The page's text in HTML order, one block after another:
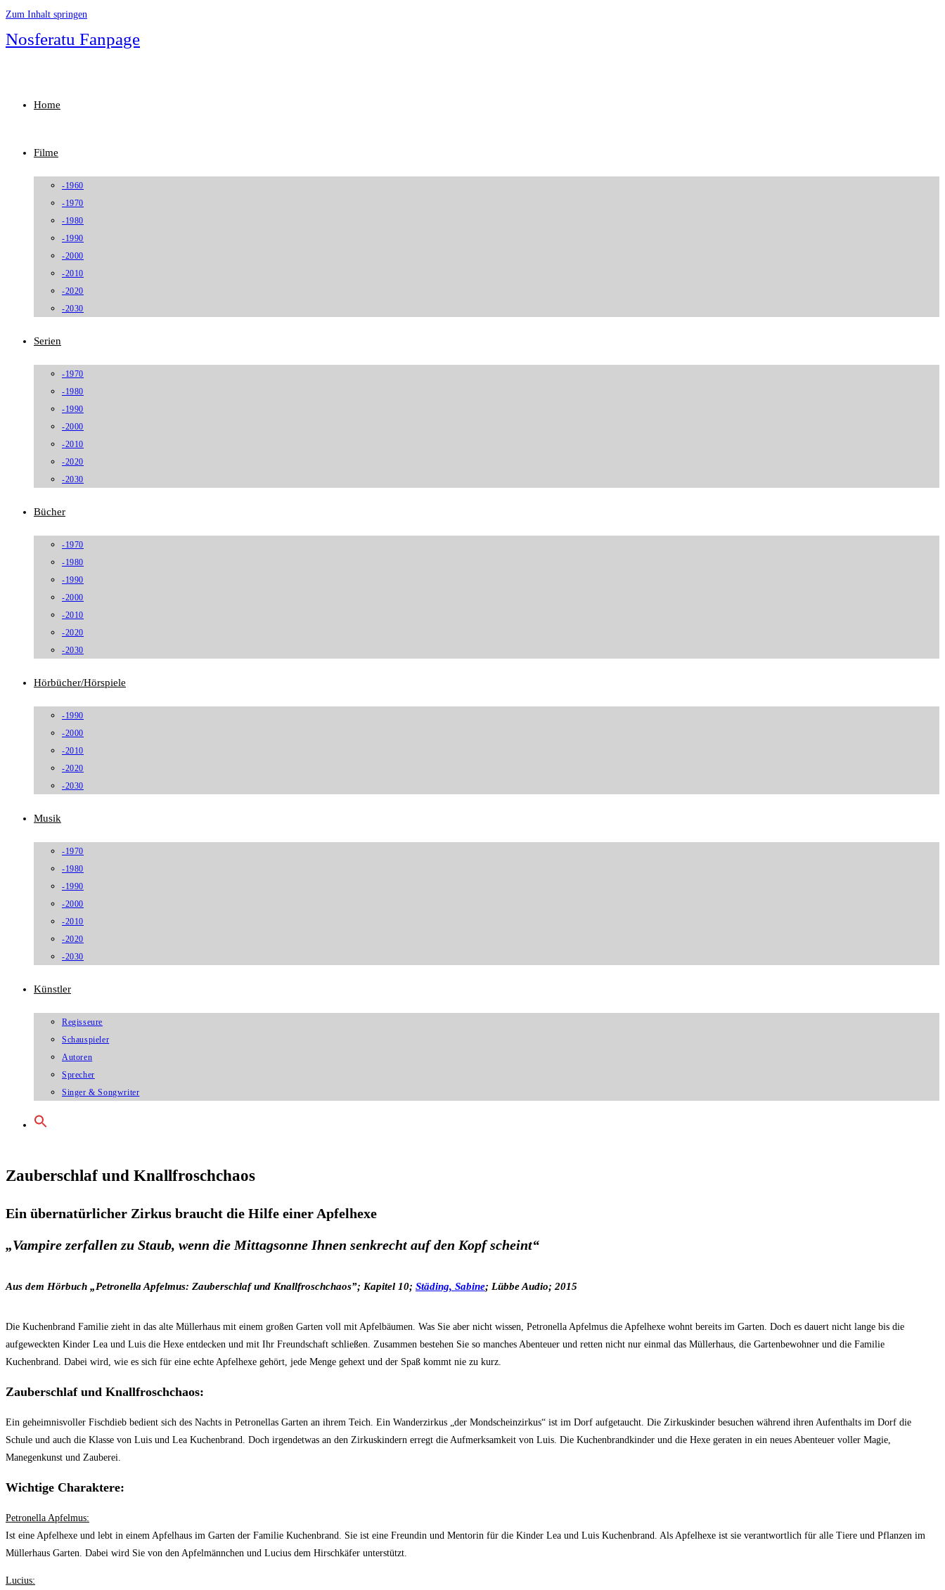
Zum Inhalt springen
Nosferatu Fanpage
Home
Filme
-1960
-1970
-1980
-1990
-2000
-2010
-2020
-2030
Serien
-1970
-1980
-1990
-2000
-2010
-2020
-2030
Bücher
-1970
-1980
-1990
-2000
-2010
-2020
-2030
Hörbücher/Hörspiele
-1990
-2000
-2010
-2020
-2030
Musik
-1970
-1980
-1990
-2000
-2010
-2020
-2030
Künstler
Regisseure
Schauspieler
Autoren
Sprecher
Singer & Songwriter
Zauberschlaf und Knallfroschchaos
Ein übernatürlicher Zirkus braucht die Hilfe einer Apfelhexe
„Vampire zerfallen zu Staub, wenn die Mittagsonne Ihnen senkrecht auf den Kopf scheint“
Aus dem Hörbuch „Petronella Apfelmus: Zauberschlaf und Knallfroschchaos”; Kapitel 10; Städing, Sabine; Lübbe Audio; 2015
Die Kuchenbrand Familie zieht in das alte Müllerhaus mit einem großen Garten voll mit Apfelbäumen. Was Sie aber nicht wissen, Petronella Apfelmus die Apfelhexe wohnt bereits im Garten. Doch es dauert nicht lange bis die
aufgeweckten Kinder Lea und Luis die Hexe entdecken und mit Ihr Freundschaft schließen. Zusammen bestehen Sie so manches Abenteuer und retten nicht nur einmal das Müllerhaus, die Gartenbewohner und die Familie
Kuchenbrand. Dabei wird, wie es sich für eine echte Apfelhexe gehört, jede Menge gehext und der Spaß kommt nie zu kurz.
Zauberschlaf und Knallfroschchaos:
Ein geheimnisvoller Fischdieb bedient sich des Nachts in Petronellas Garten an ihrem Teich. Ein Wanderzirkus „der Mondscheinzirkus“ ist im Dorf aufgetaucht. Die Zirkuskinder besuchen während ihren Aufenthalts im Dorf die
Schule und auch die Klasse von Luis und Lea Kuchenbrand. Doch irgendetwas an den Zirkuskindern erregt die Aufmerksamkeit von Luis. Die Kuchenbrandkinder und die Hexe geraten in ein neues Abenteuer voller Magie,
Manegenkunst und Zauberei.
Wichtige Charaktere:
Petronella Apfelmus:
Ist eine Apfelhexe und lebt in einem Apfelhaus im Garten der Familie Kuchenbrand. Sie ist eine Freundin und Mentorin für die Kinder Lea und Luis Kuchenbrand. Als Apfelhexe ist sie verantwortlich für alle Tiere und Pflanzen im
Müllerhaus Garten. Dabei wird Sie von den Apfelmännchen und Lucius dem Hirschkäfer unterstützt.
Lucius: